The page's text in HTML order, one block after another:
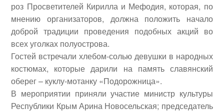
роз Просветителей Кирилла и Мефодия, которая, по
мнению организаторов, должна положить начало
доброй традиции проведения подобных акций во
всех уголках полуострова.
Гостей встречали хлебом-солью девушки в народных
костюмах, которые дарили на память славянский
оберег – куклу-мотанку «Подорожница».
В мероприятии приняли участие министр культуры
Республики Крым Арина Новосельская; председатель